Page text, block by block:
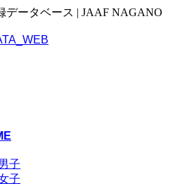
データベース | JAAF NAGANO
子
子